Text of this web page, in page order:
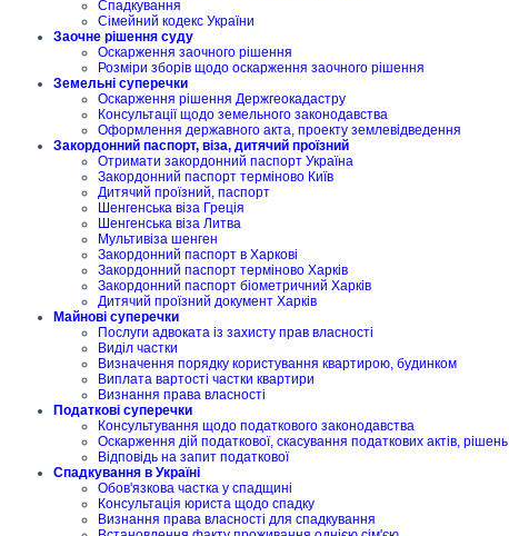
Спадкування
Сімейний кодекс України
Заочне рішення суду
Оскарження заочного рішення
Розміри зборів щодо оскарження заочного рішення
Земельні суперечки
Оскарження рішення Держгеокадастру
Консультації щодо земельного законодавства
Оформлення державного акта, проекту землевідведення
Закордонний паспорт, віза, дитячий проїзний
Отримати закордонний паспорт Україна
Закордонний паспорт терміново Київ
Дитячий проїзний, паспорт
Шенгенська віза Греція
Шенгенська віза Литва
Мультивіза шенген
Закордонний паспорт в Харкові
Закордонний паспорт терміново Харків
Закордонний паспорт біометричний Харків
Дитячий проїзний документ Харків
Майнові суперечки
Послуги адвоката із захисту прав власності
Виділ частки
Визначення порядку користування квартирою, будинком
Виплата вартості частки квартири
Визнання права власності
Податкові суперечки
Консультування щодо податкового законодавства
Оскарження дій податкової, скасування податкових актів, рішень
Відповідь на запит податкової
Спадкування в Україні
Обов'язкова частка у спадщині
Консультація юриста щодо спадку
Визнання права власності для спадкування